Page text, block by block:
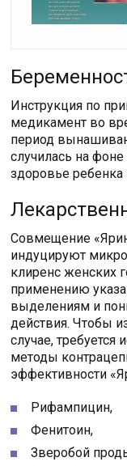
Инструкция по
медикамент во
период
случилась на
здоровье ребенка
Совмещение
индуцируют
клиренс женских
применению
выделениям и
действия. Чтобы
случае,
методы
эффективности
Рифампицин,
Фенитоин,
Зверобой